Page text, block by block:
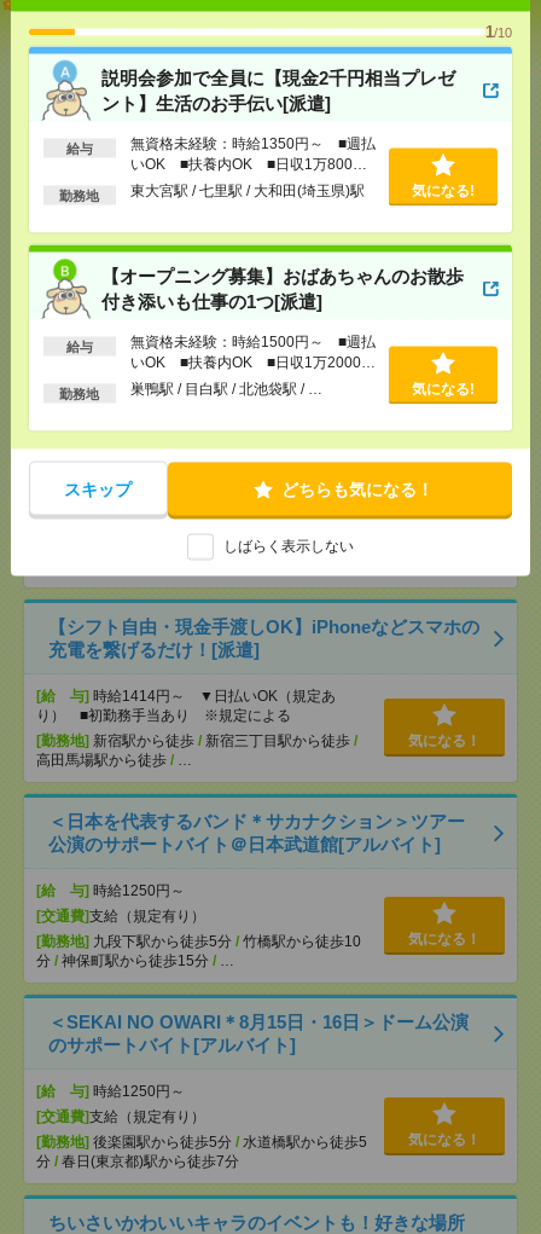
1/10
説明会参加で全員に【現金2千円相当プレゼ
ント】生活のお手伝い[派遣]
給与
無資格未経験：時給1350円～ ■週払
いOK ■扶養内OK ■日収1万800円
以上
勤務地 東大宮駅 / 七里駅 / 大和田(埼玉県)駅 気になる!
【オープニング募集】おばあちゃんのお散歩
付き添いも仕事の1つ[派遣]
給与
無資格未経験：時給1500円～ ■週払
いOK ■扶養内OK ■日収1万2000円
以上
勤務地 巣鴨駅 / 目白駅 / 北池袋駅 / … 気になる!
スキップ どちらも気になる！
しばらく表示しない
[給 与]
無資格未経験：時給1350円～ ■週払い
OK ■扶養内OK ■日収1万800円以上
[交通費]交通費全額支給
[勤務地]
東大宮駅/七里駅/大和田(埼玉県)駅
【オープニング募集】おばあちゃんのお散歩付き添
[給 与]
無資格未経験：時給1500円～ ■週払い
OK ■扶養内OK ■日収1万2000円以上
[交通費]交通費全額支給
[勤務地]巣鴨駅/目白駅/北池袋駅/…
＜社内対応メイン＞町田市×データ入力と書類発行／
時給1550円 月収例 217,000円+残業代
[交通費]全額支給
[月収例]20～25万円
町田駅から民間バス15分/ 成瀬駅から徒歩
【シフト自由・現金手渡しOK】iPhoneなどスマホの
充電を繋げるだけ！[派遣]
[給 与] 時給1414円～ ▼日払いOK（規定あ
り） ■初勤務手当あり ※規定による
[勤務地] 新宿駅から徒歩 / 新宿三丁目駅から徒歩 /
高田馬場駅から徒歩 / …
気になる！
＜日本を代表するバンド＊サカナクション＞ツアー
公演のサポートバイト＠日本武道館[アルバイト]
[給 与] 時給1250円～
[交通費]支給（規定有り）
[勤務地] 九段下駅から徒歩5分 / 竹橋駅から徒歩10
分 / 神保町駅から徒歩15分 / …
気になる！
＜SEKAI NO OWARI＊8月15日・16日＞ドーム公演
のサポートバイト[アルバイト]
[給 与] 時給1250円～
[交通費]支給（規定有り）
[勤務地] 後楽園駅から徒歩5分 / 水道橋駅から徒歩5
分 / 春日(東京都)駅から徒歩7分
気になる！
ちいさいかわいいキャラのイベントも！好きな場所